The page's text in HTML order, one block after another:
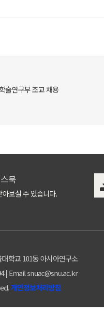
술연구부 조교 채용
북
보실 수 있습니다.
학교 101동 아시아연구소
| Email snuac@snu.ac.kr
개인정보처리방침